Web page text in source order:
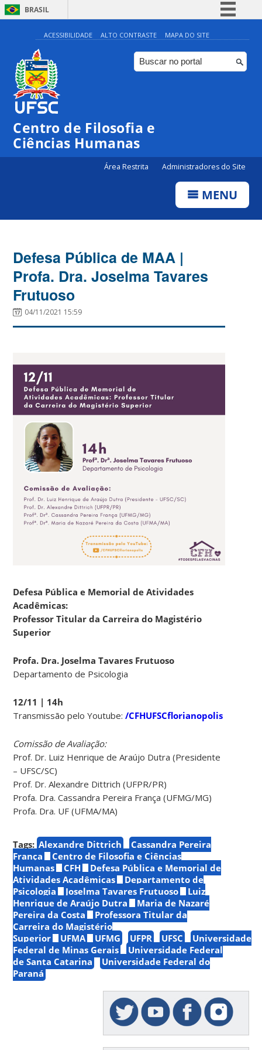
BRASIL
Simplifique!
Comunica BR
Participe
ACESSIBILIDADE ALTO CONTRASTE MAPA DO SITE
Centro de Filosofia e
Ciências Humanas
Área Restrita Administradores do Site
MENU
Defesa Pública de MAA |
Profa. Dra. Joselma Tavares
Frutuoso
04/11/2021 15:59
Defesa Pública e Memorial de Atividades
Acadêmicas:
Professor Titular da Carreira do Magistério
Superior
Profa. Dra. Joselma Tavares Frutuoso
Departamento de Psicologia
12/11 | 14h
Transmissão pelo Youtube:/CFHUFSCflorianopolis
Comissão de Avaliação:
Prof. Dr. Luiz Henrique de Araújo Dutra (Presidente
– UFSC/SC)
Prof. Dr. Alexandre Dittrich (UFPR/PR)
Profa. Dra. Cassandra Pereira França (UFMG/MG)
Profa. Dra. UF (UFMA/MA)
Tags: Alexandre Dittrich
Cassandra Pereira
França
Centro de Filosofia e Ciências
Humanas
CFH
Defesa Pública e Memorial de
Atividades Acadêmicas
Departamento de
Psicologia
Joselma Tavares Frutuoso
Luiz
Henrique de Araújo Dutra
Maria de Nazaré
Pereira da Costa
Professora Titular da
Carreira do Magistério
Superior
UFMA UFMG UFPR UFSC
Universidade
Federal de Minas Gerais
Universidade Federal
de Santa Catarina
Universidade Federal do
Paraná